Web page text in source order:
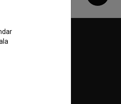
nam na: